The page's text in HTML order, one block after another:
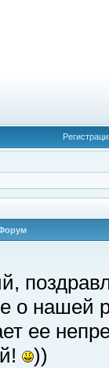
о нашей
ее
))